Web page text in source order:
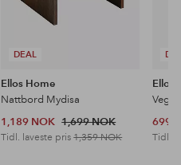
DEAL
Ellos Home
Nattbord Mydisa
1,189 NOK 1,699 NOK
Tidl. laveste pris1,359 NOK
Ellos
699
Tidl.